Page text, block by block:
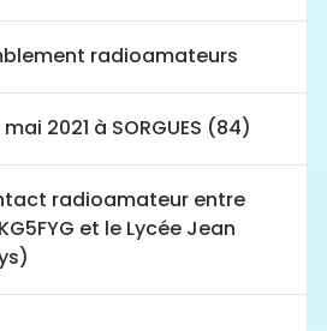
radioamateurs
2021 à SORGUES (84)
radioamateur entre
et le Lycée Jean